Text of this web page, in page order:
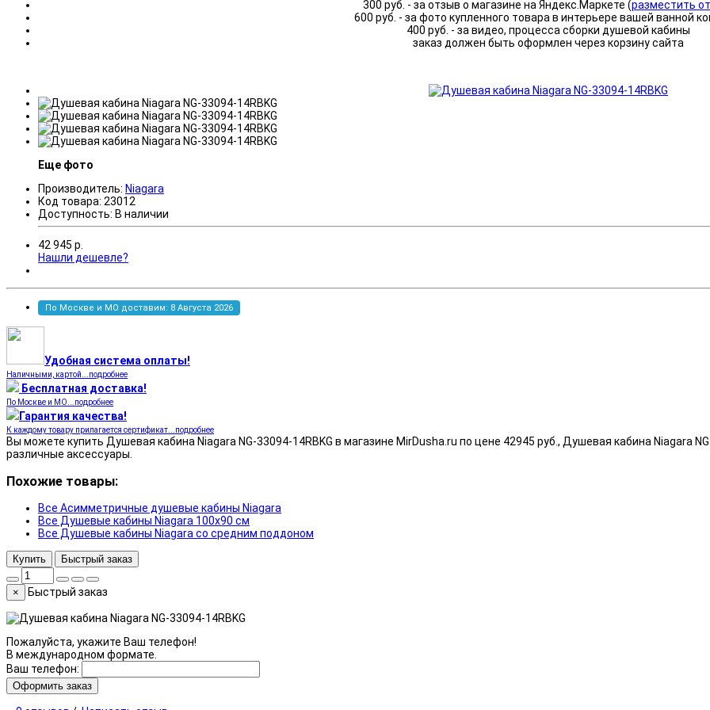
300 руб. - за отзыв о магазине на Яндекс.Маркете (разместить
600 руб. - за фото купленного товара в интерьере вашей ванной
400 руб. - за видео, процесса сборки душевой кабины
заказ должен быть оформлен через корзину сайта
Еще фото
Производитель: Niagara
Код товара: 23012
Доступность: В наличии
42 945 р.
Нашли дешевле?
По Москве и МО доставим: 8 Августа 2026
Удобная система оплаты!
Наличными, картой...подробнее
Бесплатная доставка!
По Москве и МО...подробнее
Гарантия качества!
К каждому товару прилагается сертификат...подробнее
Вы можете купить Душевая кабина Niagara NG-33094-14RBKG в магазине MirDusha.ru по цене 42945 руб., Душевая кабина Niagara
различные аксессуары.
Похожие товары:
Все Асимметричные душевые кабины Niagara
Все Душевые кабины Niagara 100x90 см
Все Душевые кабины Niagara со средним поддоном
Купить Быстрый заказ
× Быстрый заказ
Пожалуйста, укажите Ваш телефон!
В международном формате.
Ваш телефон:
Оформить заказ